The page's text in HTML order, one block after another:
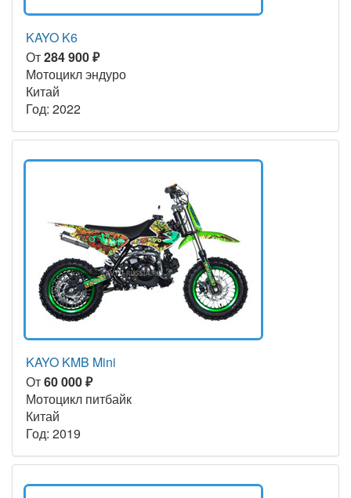
KAYO K6
От284 900 ₽
Мотоцикл эндуро
Китай
Год: 2022
KAYO KMB Mini
От60 000 ₽
Мотоцикл питбайк
Китай
Год: 2019